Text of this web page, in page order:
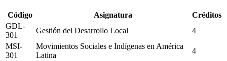
Código Asignatura
Créditos
GDL-
301
Gestión del Desarrollo Local
4
MSI-
301
Movimientos Sociales e Indígenas en América
Latina
4